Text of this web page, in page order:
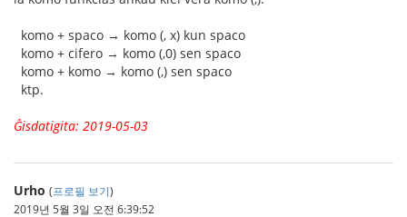
komo + spaco → komo (, x) kun spaco
komo + cifero → komo (,0) sen spaco
komo + komo → komo (,) sen spaco
ktp.
Ĝisdatigita: 2019-05-03
Urho (프로필 보기)
2019년 5월 3일 오전 6:39:52